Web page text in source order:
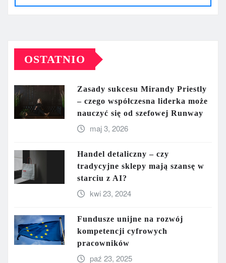
OSTATNIO
Zasady sukcesu Mirandy Priestly
– czego współczesna liderka może
nauczyć się od szefowej Runway
maj 3, 2026
Handel detaliczny – czy
tradycyjne sklepy mają szansę w
starciu z AI?
kwi 23, 2024
Fundusze unijne na rozwój
kompetencji cyfrowych
pracowników
paź 23, 2025